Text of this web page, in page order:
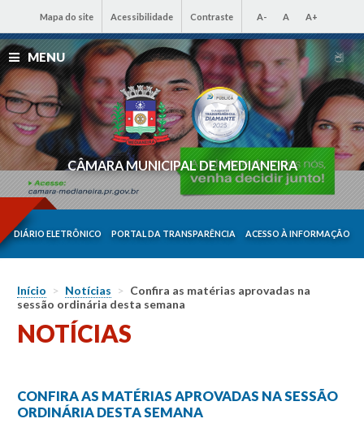
Mapa do site Acessibilidade Contraste A- A A+
MENU
CÂMARA MUNICIPAL DE MEDIANEIRA
DIÁRIO ELETRÔNICO PORTAL DA TRANSPARÊNCIA ACESSO À INFORMAÇÃO
Início > Notícias > Confira as matérias aprovadas na
sessão ordinária desta semana
NOTÍCIAS
CONFIRA AS MATÉRIAS APROVADAS NA SESSÃO
ORDINÁRIA DESTA SEMANA